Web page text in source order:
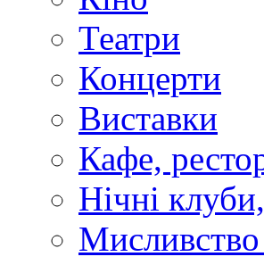
Театри
Концерти
Виставки
Кафе,
Нічні
Мисливство